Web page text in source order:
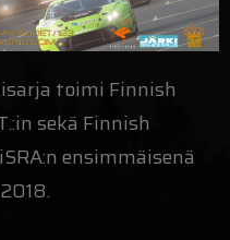
toimi Finnish
sekä Finnish
ensimmäisenä